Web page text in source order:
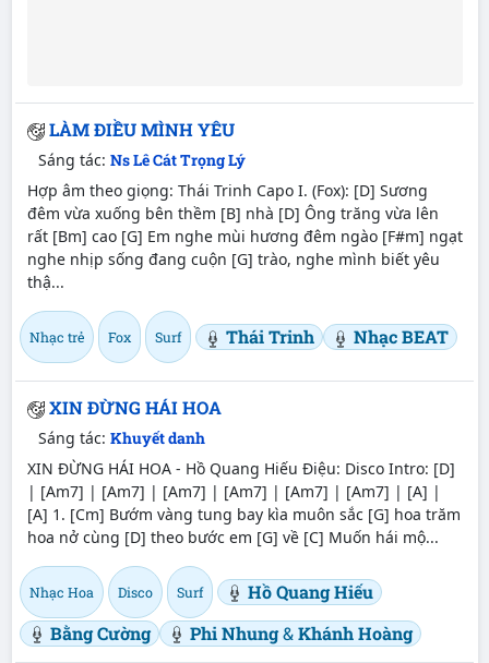
LÀM ĐIỀU MÌNH YÊU
Sáng tác: Ns Lê Cát Trọng Lý
Hợp âm theo giọng: Thái Trinh Capo I. (Fox): [D] Sương
đêm vừa xuống bên thềm [B] nhà [D] Ông trăng vừa lên
rất [Bm] cao [G] Em nghe mùi hương đêm ngào [F#m] ngạt
nghe nhịp sống đang cuộn [G] trào, nghe mình biết yêu
thậ...
Nhạc trẻ Fox Surf Thái Trinh Nhạc BEAT
XIN ĐỪNG HÁI HOA
Sáng tác: Khuyết danh
XIN ĐỪNG HÁI HOA - Hồ Quang Hiếu Điệu: Disco Intro: [D]
| [Am7] | [Am7] | [Am7] | [Am7] | [Am7] | [Am7] | [A] |
[A] 1. [Cm] Bướm vàng tung bay kìa muôn sắc [G] hoa trăm
hoa nở cùng [D] theo bước em [G] về [C] Muốn hái mộ...
Nhạc Hoa Disco Surf
Hồ Quang Hiếu
Bằng Cường
Phi Nhung&Khánh Hoàng